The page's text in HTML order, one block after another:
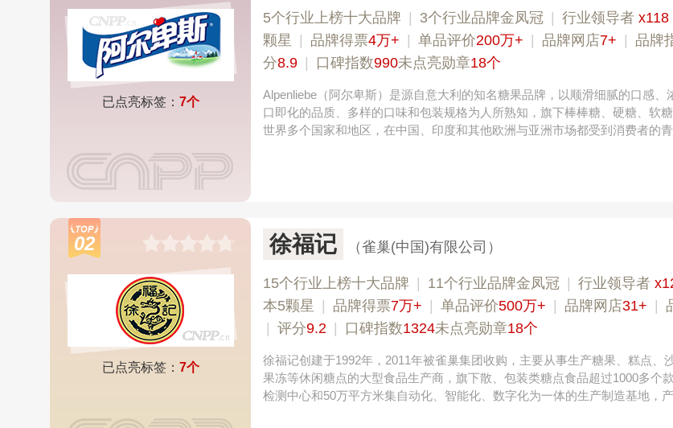
已点亮标签： 7个
5个行业上榜十大品牌 3个行业品牌金凤冠 行业领导者 x118
颗星
品牌得票4万+ 单品评价200万+ 品牌网店7+ 品牌
分8.9 口碑指数990未点亮勋章18个
Alpenliebe（阿尔卑斯）是源自意大利的知名糖果品牌，以顺滑细腻的口感、
口即化的品质、多样的口味和包装规格为人所熟知，旗下棒棒糖、硬糖、软
世界多个国家和地区，在中国、印度和其他欧洲与亚洲市场都受到消费者的青
02
已点亮标签： 7个
徐福记 （雀巢(中国)有限公司）
15个行业上榜十大品牌 11个行业品牌金凤冠 行业领导者
本5颗星
品牌得票7万+ 单品评价500万+ 品牌网店31+
评分9.2 口碑指数1324未点亮勋章18个
徐福记创建于1992年，2011年被雀巢集团收购，主要从事生产糖果、糕点、
果冻等休闲糖点的大型食品生产商，旗下散、包装类糖点食品超过1000多个
检测中心和50万平方米集自动化、智能化、数字化为一体的生产制造基地，产